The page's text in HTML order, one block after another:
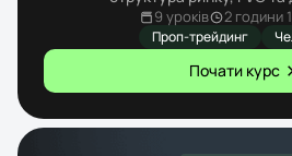
9 уроків 2 години
Проп-трейдинг
Почати курс